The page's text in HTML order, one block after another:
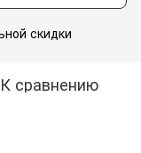
скидки
К сравнению